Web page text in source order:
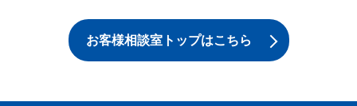
お客様相談室トップはこちら